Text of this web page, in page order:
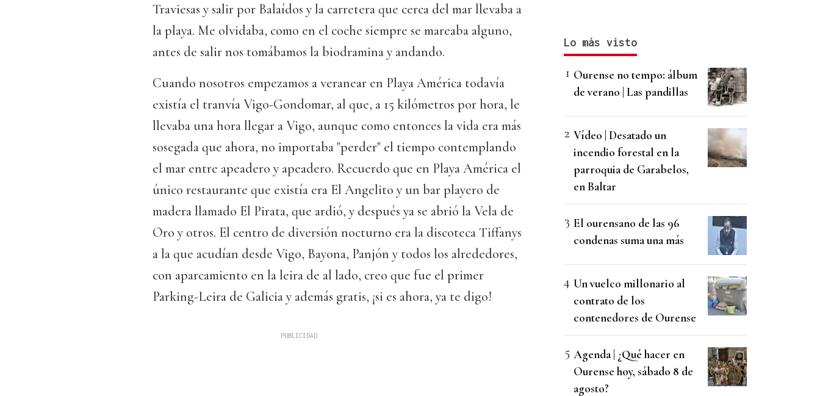
Traviesas y salir por Balaídos y la carretera que cerca del mar llevaba a
la playa. Me olvidaba, como en el coche siempre se mareaba alguno,
antes de salir nos tomábamos la biodramina y andando.
Cuando nosotros empezamos a veranear en Playa América todavía
existía el tranvía Vigo-Gondomar, al que, a 15 kilómetros por hora, le
llevaba una hora llegar a Vigo, aunque como entonces la vida era más
sosegada que ahora, no importaba "perder" el tiempo contemplando
el mar entre apeadero y apeadero. Recuerdo que en Playa América el
único restaurante que existía era El Angelito y un bar playero de
madera llamado El Pirata, que ardió, y después ya se abrió la Vela de
Oro y otros. El centro de diversión nocturno era la discoteca Tiffanys
a la que acudían desde Vigo, Bayona, Panjón y todos los alrededores,
con aparcamiento en la leira de al lado, creo que fue el primer
Parking-Leira de Galicia y además gratis, ¡si es ahora, ya te digo!
Lo más visto
Ourense no tempo: álbum
de verano | Las pandillas
Vídeo | Desatado un
incendio forestal en la
parroquia de Garabelos,
en Baltar
El ourensano de las 96
condenas suma una más
Un vuelco millonario al
contrato de los
contenedores de Ourense
Agenda | ¿Qué hacer en
Ourense hoy, sábado 8 de
agosto?